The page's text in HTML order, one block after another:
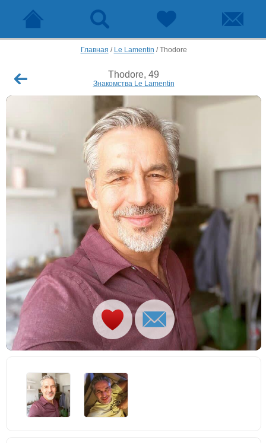
Главная / Le Lamentin /Thodore
Thodore, 49
Знакомства Le Lamentin